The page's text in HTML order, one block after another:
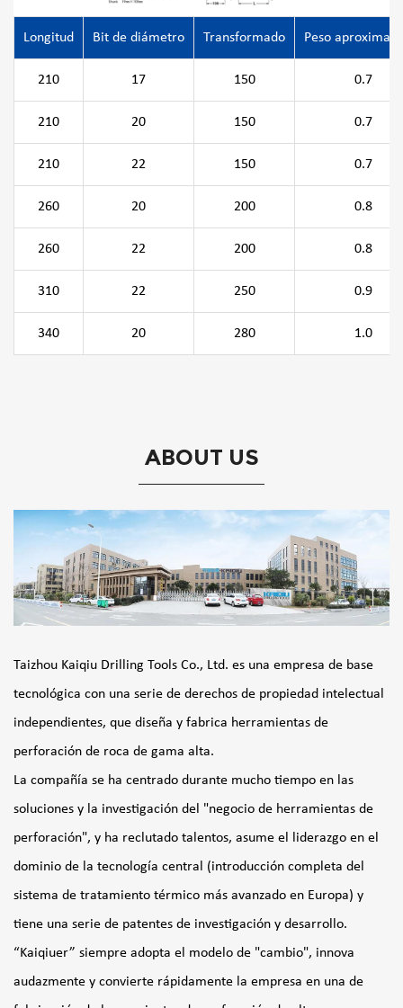
Longitud Bit de diámetro Transformado Peso
210 17 150 0.7
210 20 150 0.7
210 22 150 0.7
260 20 200 0.8
260 22 200 0.8
310 22 250 0.9
340 20 280 1.0
ABOUT US
Taizhou Kaiqiu Drilling Tools Co., Ltd. es una empresa de base
tecnológica con una serie de derechos de propiedad intelectual
independientes, que diseña y fabrica herramientas de
perforación de roca de gama alta.
La compañía se ha centrado durante mucho tiempo en las
soluciones y la investigación del "negocio de herramientas de
perforación", y ha reclutado talentos, asume el liderazgo en el
dominio de la tecnología central (introducción completa del
sistema de tratamiento térmico más avanzado en Europa) y
tiene una serie de patentes de investigación y desarrollo.
“Kaiqiuer” siempre adopta el modelo de "cambio", innova
audazmente y convierte rápidamente la empresa en una de